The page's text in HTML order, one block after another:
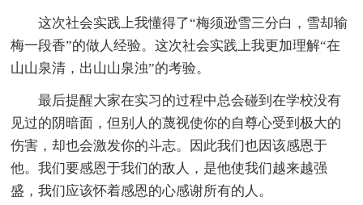
这次社会实践上我懂得了“梅须逊雪三分白，雪却输
梅一段香”的做人经验。这次社会实践上我更加理解“在
山山泉清，出山山泉浊”的考验。
最后提醒大家在实习的过程中总会碰到在学校没有
见过的阴暗面，但别人的蔑视使你的自尊心受到极大的
伤害，却也会激发你的斗志。因此我们也因该感恩于
他。我们要感恩于我们的敌人，是他使我们越来越强
盛，我们应该怀着感恩的心感谢所有的人。